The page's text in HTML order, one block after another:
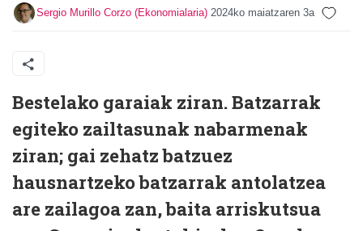
Sergio Murillo Corzo (Ekonomialaria) 2024ko maiatzaren 3a
Bestelako garaiak ziran. Batzarrak
egiteko zailtasunak nabarmenak
ziran; gai zehatz batzuez
hausnartzeko batzarrak antolatzea
are zailagoa zan, baita arriskutsua